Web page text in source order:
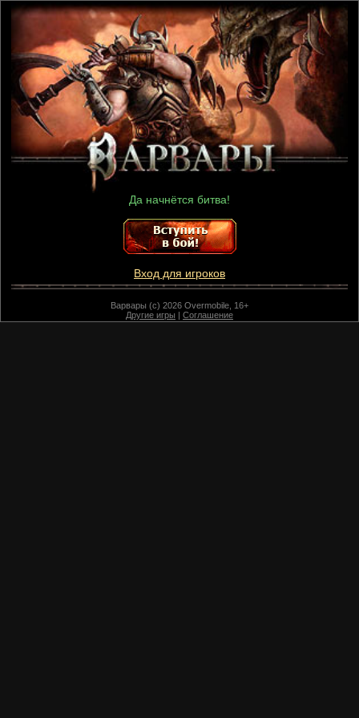
Да начнётся битва!
Вход для игроков
Варвары (c) 2026 Overmobile, 16+
Другие игры | Соглашение